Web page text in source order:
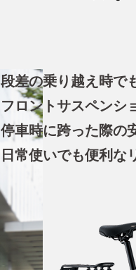
段差の乗り越え時で
フロントサスペンシ
停車時に跨った際の
日常使いでも便利な